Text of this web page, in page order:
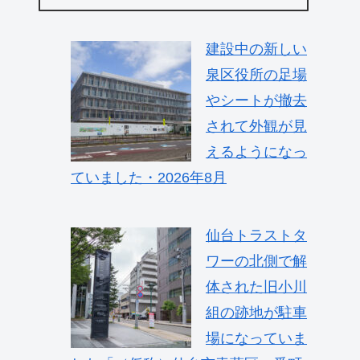
建設中の新しい
泉区役所の足場
やシートが撤去
されて外観が見
えるようになっ
ていました・2026年8月
仙台トラストタ
ワーの北側で解
体された旧小川
組の跡地が駐車
場になっていま